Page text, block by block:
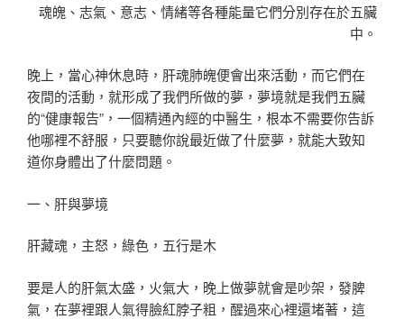
魂魄、志氣、意志、情緒等各種能量它們分別存在於五臟
中。
晚上，當心神休息時，肝魂肺魄便會出來活動，而它們在
夜間的活動，就形成了我們所做的夢，夢境就是我們五臟
的“健康報告”，一個精通內經的中醫生，根本不需要你告訴
他哪裡不舒服，只要聽你說最近做了什麼夢，就能大致知
道你身體出了什麼問題。
一、肝與夢境
肝藏魂，主怒，綠色，五行是木
要是人的肝氣太盛，火氣大，晚上做夢就會是吵架，發脾
氣，在夢裡跟人氣得臉紅脖子粗，醒過來心裡還堵著，這